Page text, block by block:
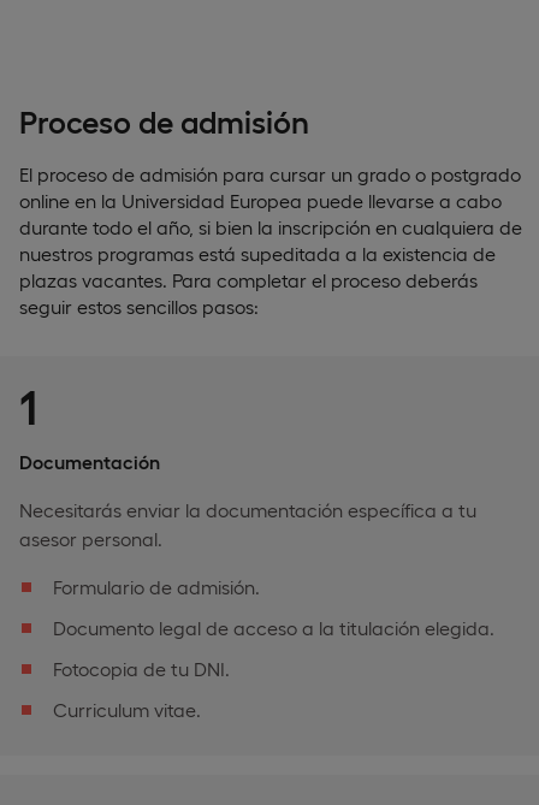
Proceso de admisión
El proceso de admisión para cursar un grado o postgrado
online en la Universidad Europea puede llevarse a cabo
durante todo el año, si bien la inscripción en cualquiera de
nuestros programas está supeditada a la existencia de
plazas vacantes. Para completar el proceso deberás
seguir estos sencillos pasos:
1
Documentación
Necesitarás enviar la documentación específica a tu
asesor personal.
Formulario de admisión.
Documento legal de acceso a la titulación elegida.
Fotocopia de tu DNI.
Curriculum vitae.